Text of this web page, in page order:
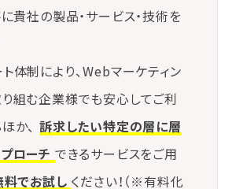
貴社の製品・サービス・技術を
体制により、Webマーケティン
組む企業様でも安心してご利
か、 訴求したい特定の層に層
ローチ できるサービスをご用
料でお試し ください！（※有料化